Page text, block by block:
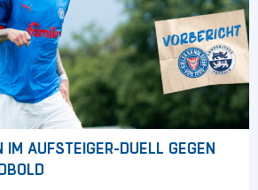
IM AUFSTEIGER-DUELL GEGEN